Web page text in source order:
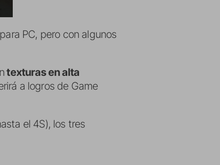
PC, pero con algunos
texturas en alta
a logros de Game
el 4S), los tres